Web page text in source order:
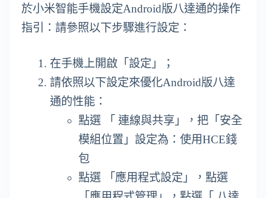
於小米智能手機設定Android版八達通的操作
指引：請參照以下步驟進行設定：
在手機上開啟「設定」；
請依照以下設定來優化Android版八達
通的性能：
點選 「 連線與共享」，把「安全
模組位置」設定為：使用HCE錢
包
點選 「應用程式設定」，點選